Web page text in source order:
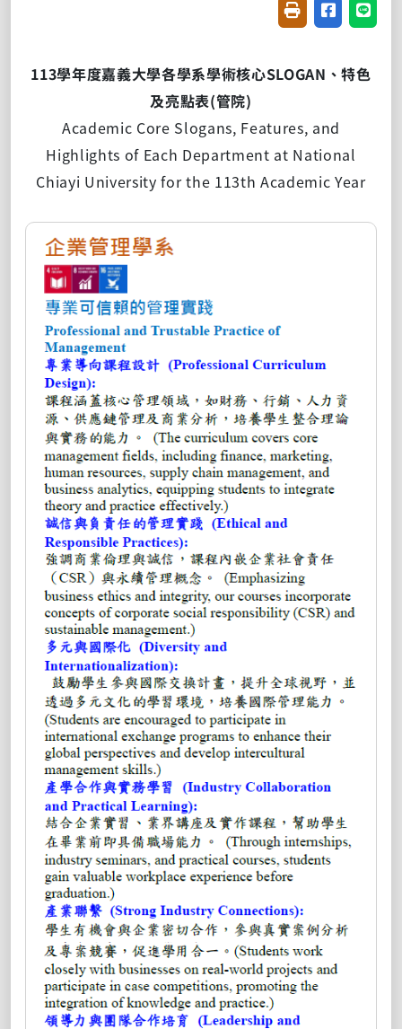
友善列印(開新視
分享至臉書
分享
113學年度嘉義大學各學系學術核心SLOGAN、特色
及亮點表(管院)
Academic Core Slogans, Features, and
Highlights of Each Department at National
Chiayi University for the 113th Academic Year